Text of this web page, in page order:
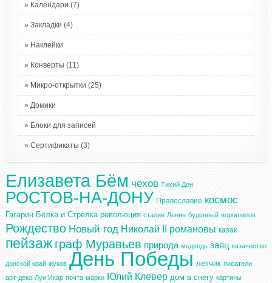
Календари (7)
Закладки (4)
Наклейки
Конверты (11)
Микро-открытки (25)
Домики
Блоки для записей
Сертификаты (3)
Елизавета Бём чехов Тихий Дон
РОСТОВ-НА-ДОНУ Православие космос
Гагарин Белка и Стрелка революция сталин Ленин буденный ворошилов
Рождество Новый год Николай II романовы казак
пейзаж граф Муравьев природа медведь заяц казачество
донской край жуков День Победы летчик писатели
арт-деко Луи Икар почта марки Юлий Клевер дом в снегу картины